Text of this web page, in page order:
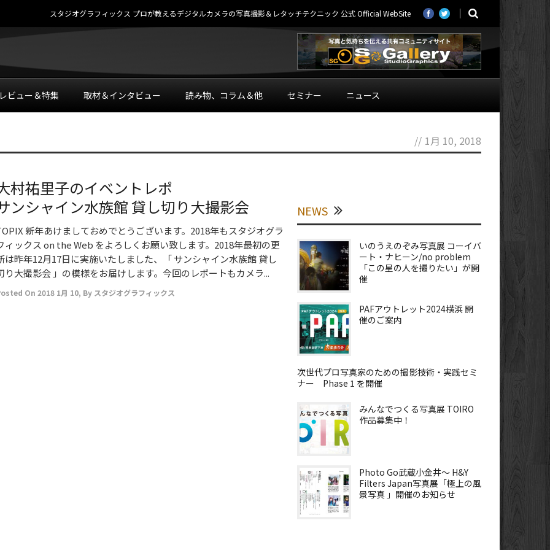
スタジオグラフィックス プロが教えるデジタルカメラの写真撮影＆レタッチテクニック 公式 Official WebSite
ビュー＆特集 取材＆インタビュー 読み物、コラム＆他 セミナー ニュース
// 1月 10, 2018
村祐里子のイベントレポ
ンシャイン水族館 貸し切り大撮影会
新年あけましておめでとうございます。2018年もスタジオグラ
ィックス on the Web をよろしくお願い致します。2018年最初の更
は昨年12月17日に実施いたしました、「 サンシャイン水族館 貸し
り大撮影会 」の模様をお届けします。今回のレポートもカメラ...
On 2018 1月 10, By スタジオグラフィックス
NEWS
いのうえのぞみ写真展 コーイバ
ート・ナヒーン/no problem
「この星の人を撮りたい」が開
催
PAFアウトレット2024横浜 開
催のご案内
次世代プロ写真家のための撮影技術・実践セミ
ナー Phase 1 を開催
みんなでつくる写真展 TOIRO
作品募集中！
Photo Go武蔵小金井～ H&Y
Filters Japan写真展「極上の風
景写真 」開催のお知らせ